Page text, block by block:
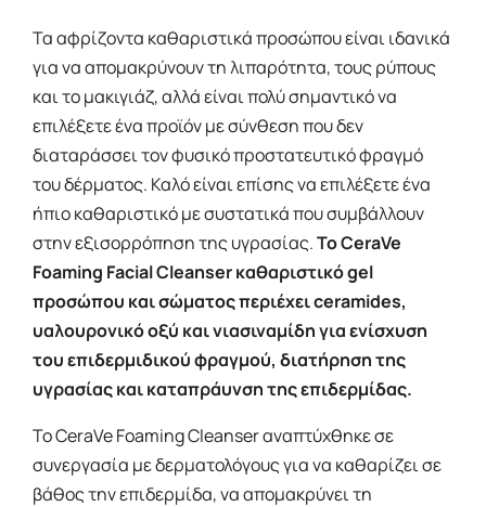
Τα αφρίζοντα καθαριστικά προσώπου είναι ιδανικά
για να απομακρύνουν τη λιπαρότητα, τους ρύπους
και το μακιγιάζ, αλλά είναι πολύ σημαντικό να
επιλέξετε ένα προϊόν με σύνθεση που δεν
διαταράσσει τον φυσικό προστατευτικό φραγμό
του δέρματος. Καλό είναι επίσης να επιλέξετε ένα
ήπιο καθαριστικό με συστατικά που συμβάλλουν
στην εξισορρόπηση της υγρασίας.Το CeraVe
Foaming Facial Cleanser καθαριστικό gel
προσώπου και σώματος περιέχει ceramides,
υαλουρονικό οξύ και νιασιναμίδη για ενίσχυση
του επιδερμιδικού φραγμού, διατήρηση της
υγρασίας και καταπράυνση της επιδερμίδας.
Το CeraVe Foaming Cleanserαναπτύχθηκε σε
συνεργασία με δερματολόγους για να καθαρίζει σε
βάθος την επιδερμίδα, να απομακρύνει τη